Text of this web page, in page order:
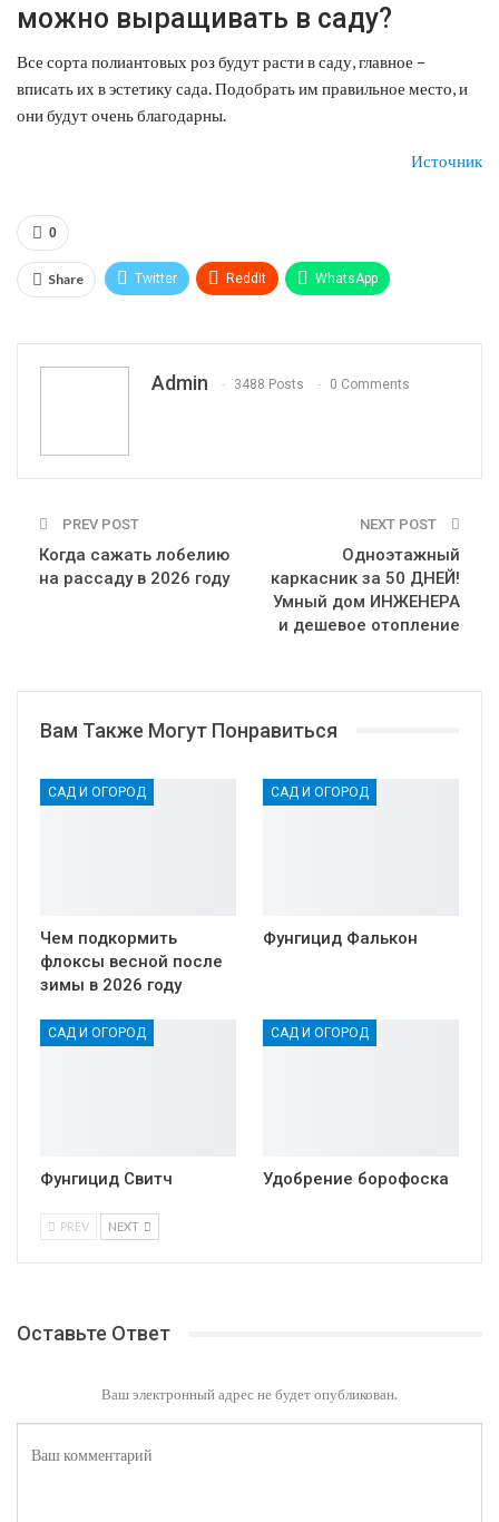
можно выращивать в саду?
Все сорта полиантовых роз будут расти в саду, главное –
вписать их в эстетику сада. Подобрать им правильное место, и
они будут очень благодарны.
Источник
0
Share Twitter ReddIt WhatsApp
Admin 3488 Posts 0 Comments
PREV POST
Когда сажать лобелию
на рассаду в 2026 году
NEXT POST
Одноэтажный
каркасник за 50 ДНЕЙ!
Умный дом ИНЖЕНЕРА
и дешевое отопление
Вам Также Могут Понравиться
САД И ОГОРОД
Чем подкормить
флоксы весной после
зимы в 2026 году
САД И ОГОРОД
Фунгицид Фалькон
САД И ОГОРОД
Фунгицид Свитч
САД И ОГОРОД
Удобрение борофоска
PREV NEXT
Оставьте Ответ
Ваш электронный адрес не будет опубликован.